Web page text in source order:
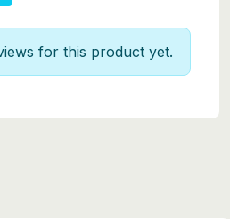
for this product yet.